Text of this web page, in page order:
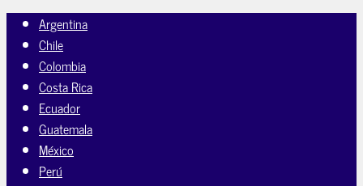
Argentina
Chile
Colombia
Costa Rica
Ecuador
Guatemala
México
Perú